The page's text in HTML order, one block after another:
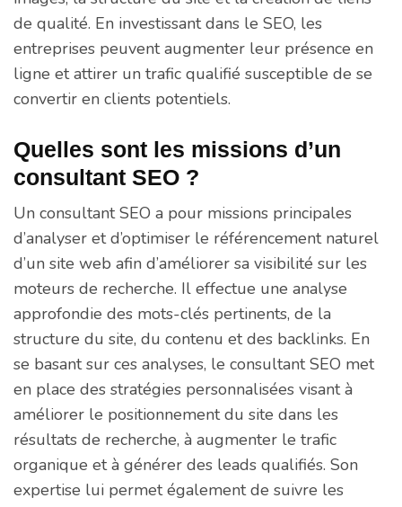
de qualité. En investissant dans le SEO, les
entreprises peuvent augmenter leur présence en
ligne et attirer un trafic qualifié susceptible de se
convertir en clients potentiels.
Quelles sont les missions d’un
consultant SEO ?
Un consultant SEO a pour missions principales
d’analyser et d’optimiser le référencement naturel
d’un site web afin d’améliorer sa visibilité sur les
moteurs de recherche. Il effectue une analyse
approfondie des mots-clés pertinents, de la
structure du site, du contenu et des backlinks. En
se basant sur ces analyses, le consultant SEO met
en place des stratégies personnalisées visant à
améliorer le positionnement du site dans les
résultats de recherche, à augmenter le trafic
organique et à générer des leads qualifiés. Son
expertise lui permet également de suivre les